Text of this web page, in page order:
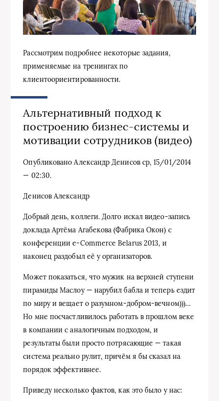
Рассмотрим подробнее некоторые задания,
применяемые на тренингах по
клиентоориентированности.
Альтернативный подход к
построению бизнес-системы и
мотивации сотрудников (видео)
Опубликовано Александр Денисов ср, 15/01/2014
— 02:30.
Денисов Александр
Добрый день, коллеги. Долго искал видео-запись
доклада Артёма Агабекова (Фабрика Окон) с
конференции e-Commerce Belarus 2013, и
наконец раздобыл её у организаторов.
Может показаться, что мужик на верхней ступени
пирамиды Маслоу — нарубил бабла и теперь ездит
по миру и вещает о разумном-добром-вечном)))…
Но мне посчастливилось работать в прошлом веке
в компании с аналогичным подходом, и
результаты были просто потрясающие — такая
система реально рулит, причём я бы сказал на
порядок эффективнее.
Приведу несколько фактов, как это было у нас: